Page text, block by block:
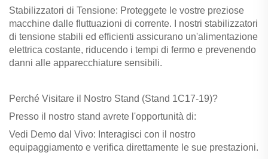
Stabilizzatori di Tensione: Proteggete le vostre preziose
macchine dalle fluttuazioni di corrente. I nostri stabilizzatori
di tensione stabili ed efficienti assicurano un'alimentazione
elettrica costante, riducendo i tempi di fermo e prevenendo
danni alle apparecchiature sensibili.
Perché Visitare il Nostro Stand (Stand 1C17-19)?
Presso il nostro stand avrete l'opportunità di:
Vedi Demo dal Vivo: Interagisci con il nostro
equipaggiamento e verifica direttamente le sue prestazioni.